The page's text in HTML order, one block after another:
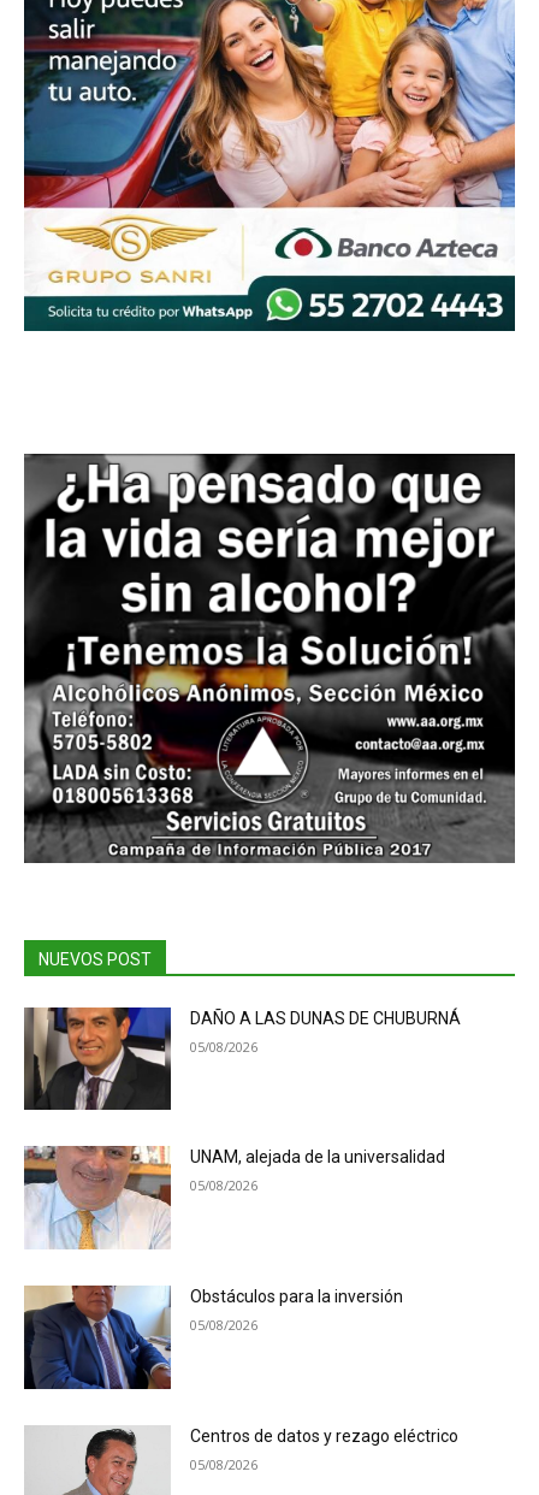
NUEVOS POST
DAÑO A LAS DUNAS DE CHUBURNÁ
05/08/2026
UNAM, alejada de la universalidad
05/08/2026
Obstáculos para la inversión
05/08/2026
Centros de datos y rezago eléctrico
05/08/2026